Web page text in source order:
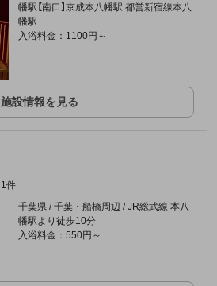
幡駅【南口】京成本八幡駅 都営新宿線本八
幡駅
入浴料金：1100円～
施設情報を見る
1件
千葉県 / 千葉・船橋周辺 / JR総武線 本八
幡駅より徒歩10分
入浴料金：550円～